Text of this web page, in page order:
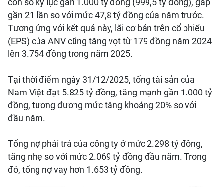
con số kỷ lục gần 1.000 tỷ đồng (999,5 tỷ đồng), gấp
gần 21 lần so với mức 47,8 tỷ đồng của năm trước.
Tương ứng với kết quả này, lãi cơ bản trên cổ phiếu
(EPS) của ANV cũng tăng vọt từ 179 đồng năm 2024
lên 3.754 đồng trong năm 2025.
Tại thời điểm ngày 31/12/2025, tổng tài sản của
Nam Việt đạt 5.825 tỷ đồng, tăng mạnh gần 1.000 tỷ
đồng, tương đương mức tăng khoảng 20% so với
đầu năm.
Tổng nợ phải trả của công ty ở mức 2.298 tỷ đồng,
tăng nhẹ so với mức 2.069 tỷ đồng đầu năm. Trong
đó, tổng nợ vay hơn 1.653 tỷ đồng.